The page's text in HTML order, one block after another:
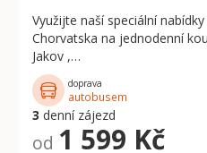
Využijte naší speciální
Chorvatska na jednodenní
Jakov ,…
doprava
autobusem
3 denní zájezd
od 1 599 Kč